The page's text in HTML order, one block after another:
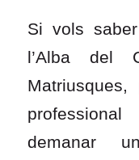
Si vols
l’Alba del
professional
demanar